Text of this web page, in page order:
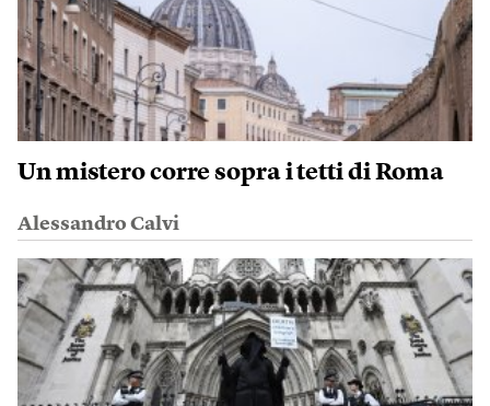
Un mistero corre sopra i tetti di Roma
Alessandro Calvi